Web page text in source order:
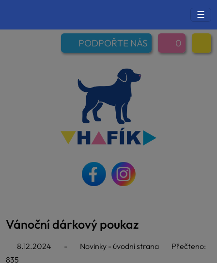
☰
PODPOŘTE NÁS 0
Vánoční dárkový poukaz
8.12.2024 - Novinky - úvodní strana
Přečteno:
835